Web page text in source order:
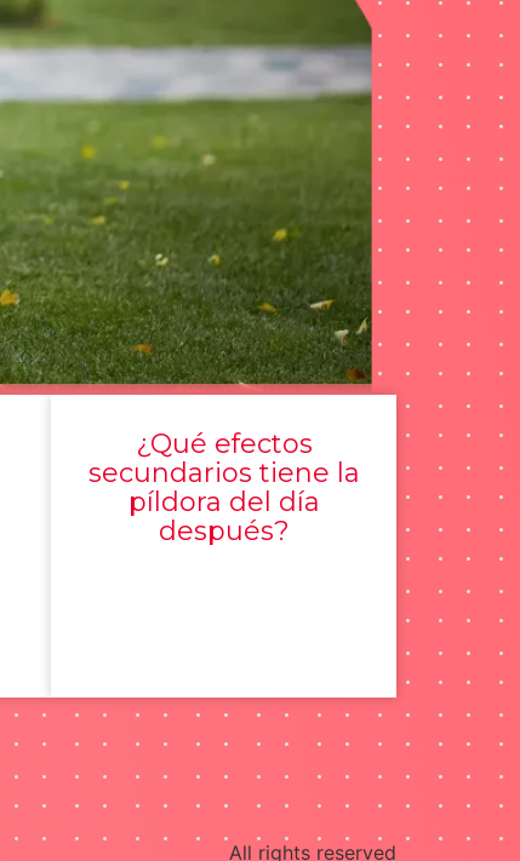
¿Qué efectos
secundarios tiene la
píldora del día
después?
All rights reserved